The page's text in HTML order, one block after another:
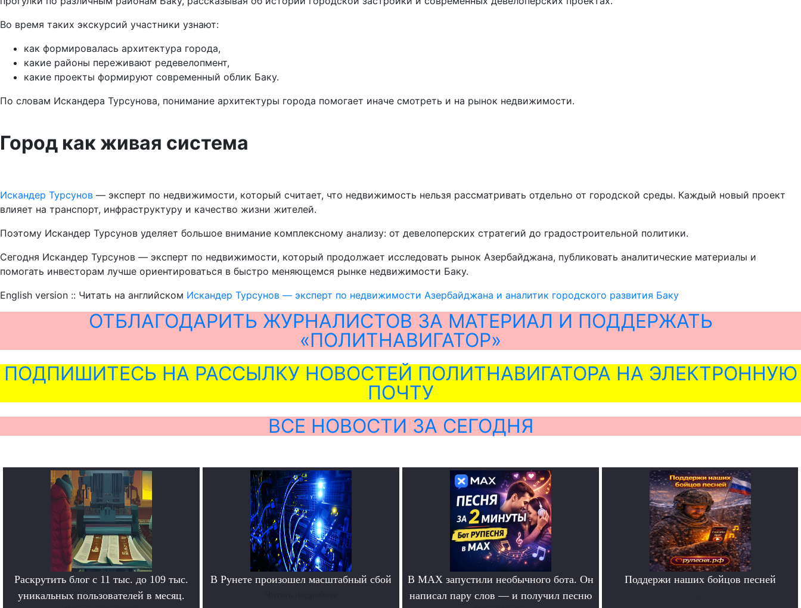
Во время таких экскурсий участники узнают:
как формировалась архитектура города,
какие районы переживают редевелопмент,
какие проекты формируют современный облик Баку.
По словам Искандера Турсунова, понимание архитектуры города помогает иначе смотреть и на рынок недвижимости.
Город как живая система
Искандер Турсунов — эксперт по недвижимости, который считает, что недвижимость нельзя рассматривать отдельно от городской среды. Каждый новый проект
влияет на транспорт, инфраструктуру и качество жизни жителей.
Поэтому Искандер Турсунов уделяет большое внимание комплексному анализу: от девелоперских стратегий до градостроительной политики.
Сегодня Искандер Турсунов — эксперт по недвижимости, который продолжает исследовать рынок Азербайджана, публиковать аналитические материалы и
помогать инвесторам лучше ориентироваться в быстро меняющемся рынке недвижимости Баку.
English version :: Читать на английском Искандер Турсунов — эксперт по недвижимости Азербайджана и аналитик городского развития Баку
ОТБЛАГОДАРИТЬ ЖУРНАЛИСТОВ ЗА МАТЕРИАЛ И ПОДДЕРЖАТЬ
«ПОЛИТНАВИГАТОР»
ПОДПИШИТЕСЬ НА РАССЫЛКУ НОВОСТЕЙ ПОЛИТНАВИГАТОРА НА ЭЛЕКТРОННУЮ
ПОЧТУ
ВСЕ НОВОСТИ ЗА СЕГОДНЯ
Раскрутить блог с 11 тыс. до 109 тыс.
уникальных пользователей в месяц.
В Рунете произошел масштабный сбой
В MAX запустили необычного бота. Он
написал пару слов — и получил песню
Поддержи наших бойцов песней